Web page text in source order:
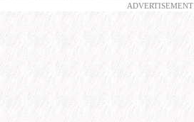
ADVERTISEMENT